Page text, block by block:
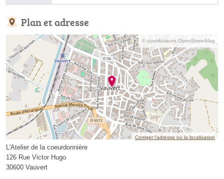
Plan et adresse
© contributeurs OpenStreetMap
Corriger l’adresse ou la localisation
L'Atelier de la coeurdonnière
126 Rue Victor Hugo
30600 Vauvert